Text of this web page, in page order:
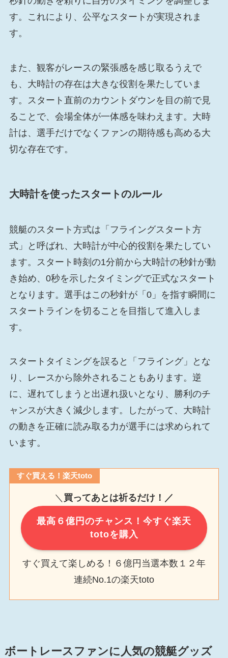
す。これにより、公平なスタートが実現されま
す。
また、観客がレースの緊張感を感じ取るうえで
も、大時計の存在は大きな役割を果たしていま
す。スタート直前のカウントダウンを目の前で見
ることで、会場全体が一体感を味わえます。大時
計は、選手だけでなくファンの期待感も高める大
切な存在です。
大時計を使ったスタートのルール
競艇のスタート方式は「フライングスタート方
式」と呼ばれ、大時計が中心的役割を果たしてい
ます。スタート時刻の1分前から大時計の秒針が動
き始め、0秒を示したタイミングで正式なスタート
となります。選手はこの秒針が「0」を指す瞬間に
スタートラインを切ることを目指して進入しま
す。
スタートタイミングを誤ると「フライング」とな
り、レースから除外されることもあります。逆
に、遅れてしまうと出遅れ扱いとなり、勝利のチ
ャンスが大きく減少します。したがって、大時計
の動きを正確に読み取る力が選手には求められて
います。
すぐ買える！楽天toto
＼ 買ってあとは祈るだけ！／
最高６億円のチャンス！今すぐ楽天
totoを購入
すぐ買えて楽しめる！６億円当選本数１２年
連続No.1の楽天toto
ボートレースファンに人気の競艇グッズ